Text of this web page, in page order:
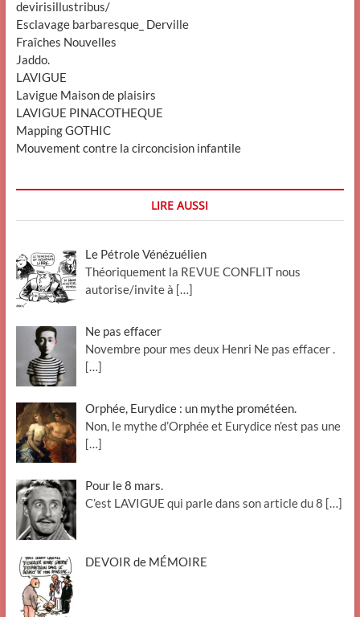
devirisillustribus/
Esclavage barbaresque_ Derville
Fraîches Nouvelles
Jaddo.
LAVIGUE
Lavigue Maison de plaisirs
LAVIGUE PINACOTHEQUE
Mapping GOTHIC
Mouvement contre la circoncision infantile
LIRE AUSSI
Le Pétrole Vénézuélien
Théoriquement la REVUE CONFLIT nous
autorise/invite à […]
Ne pas effacer
Novembre pour mes deux Henri Ne pas effacer .
[…]
Orphée, Eurydice : un mythe prométéen.
Non, le mythe d’Orphée et Eurydice n’est pas une
[…]
Pour le 8 mars.
C’est LAVIGUE qui parle dans son article du 8 […]
DEVOIR de MÉMOIRE